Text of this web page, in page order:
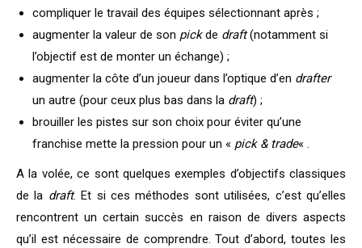
compliquer le travail des équipes sélectionnant après ;
augmenter la valeur de son pickde draft(notamment si
l’objectif est de monter un échange) ;
augmenter la côte d’un joueur dans l’optique d’en drafter
un autre (pour ceux plus bas dans la draft) ;
brouiller les pistes sur son choix pour éviter qu’une
franchise mette la pression pour un « pick & trade« .
A la volée, ce sont quelques exemples d’objectifs classiques
de la draft. Et si ces méthodes sont utilisées, c’est qu’elles
rencontrent un certain succès en raison de divers aspects
qu’il est nécessaire de comprendre. Tout d’abord, toutes les